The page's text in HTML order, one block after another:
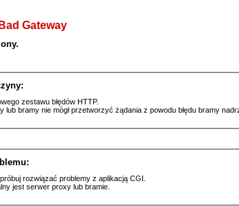
Gateway
zestawu błędów HTTP.
lub bramy nie mógł przetworzyć żądania z powodu błędu bramy
rozwiązać problemy z aplikacją CGI.
jest serwer proxy lub bramie.